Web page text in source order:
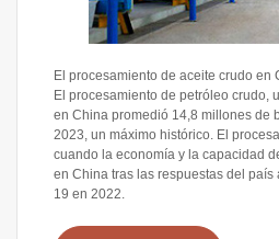
El procesamiento de aceite crudo en
El procesamiento de petróleo crudo,
en China promedió 14,8 millones de
2023, un máximo histórico. El
cuando la economía y la capacidad
en China tras las respuestas del país
19 en 2022.